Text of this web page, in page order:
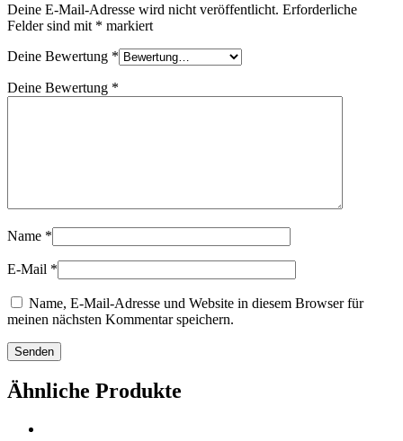
Deine E-Mail-Adresse wird nicht veröffentlicht. Erforderliche
Felder sind mit * markiert
Deine Bewertung *
Deine Bewertung *
Name *
E-Mail *
Name, E-Mail-Adresse und Website in diesem Browser für
meinen nächsten Kommentar speichern.
Ähnliche Produkte